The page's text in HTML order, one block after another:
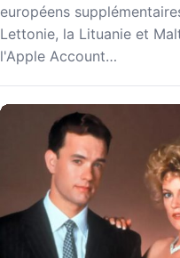
européens
Lettonie, la Lituanie et
l'Apple Account…